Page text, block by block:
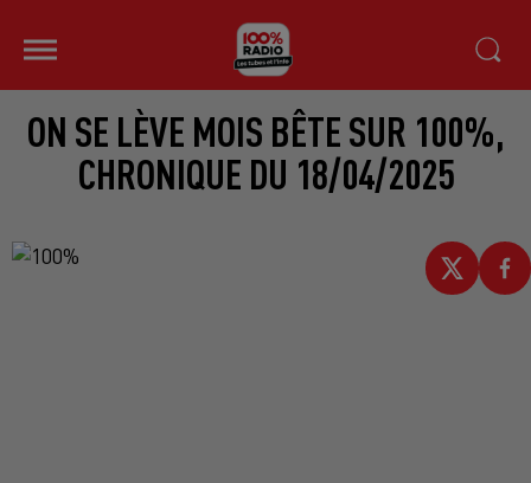
ON SE LÈVE MOIS BÊTE SUR 100%,
CHRONIQUE DU 18/04/2025